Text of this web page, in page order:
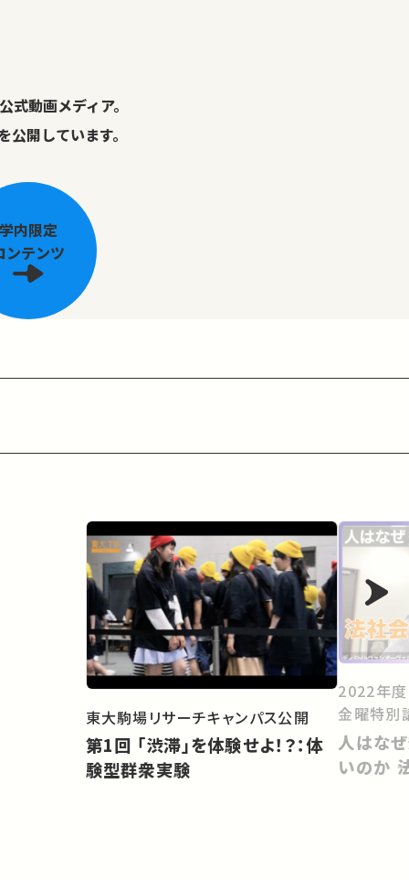
式動画メディア。
開しています。
学内限定
ンテンツ
東大駒場リサーチキャンパス公開
第1回 「渋滞」を体験せよ！？：体
験型群衆実験
2022年度
金曜特別
人はな
いのか